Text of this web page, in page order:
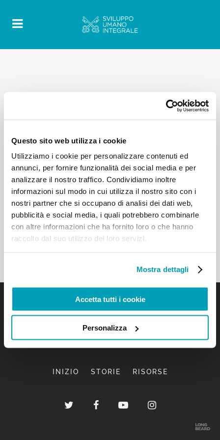
Questo sito web utilizza i cookie
Utilizziamo i cookie per personalizzare contenuti ed
annunci, per fornire funzionalità dei social media e per
analizzare il nostro traffico. Condividiamo inoltre
informazioni sul modo in cui utilizza il nostro sito con i
nostri partner che si occupano di analisi dei dati web,
pubblicità e social media, i quali potrebbero combinarle
con altre informazioni che ha fornito loro o che hanno
raccolto dal suo utilizzo dei loro servizi.
Mostra dettagli
Accetta tutti i cookie
Personalizza
INIZIO STORIE RISORSE